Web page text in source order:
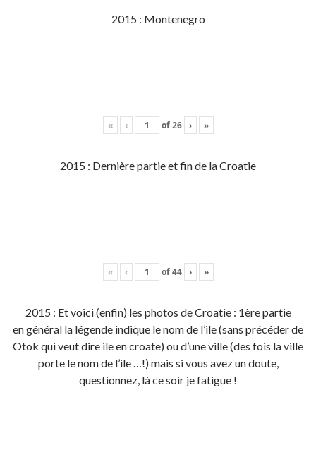
2015 : Montenegro
« ‹ of26 › »
2015 : Dernière partie et fin de la Croatie
« ‹ of44 › »
2015 : Et voici (enfin) les photos de Croatie : 1ère partie
en général la légende indique le nom de l’ile (sans précéder de
Otok qui veut dire ile en croate) ou d’une ville (des fois la ville
porte le nom de l’ile …!) mais si vous avez un doute,
questionnez, là ce soir je fatigue !